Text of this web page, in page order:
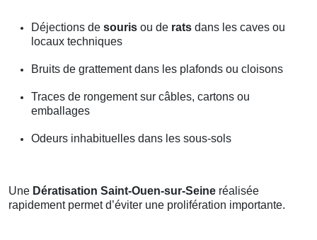
Déjections de souris ou de rats dans les caves ou
locaux techniques
Bruits de grattement dans les plafonds ou cloisons
Traces de rongement sur câbles, cartons ou
emballages
Odeurs inhabituelles dans les sous-sols
Une Dératisation Saint-Ouen-sur-Seine réalisée
rapidement permet d’éviter une prolifération importante.